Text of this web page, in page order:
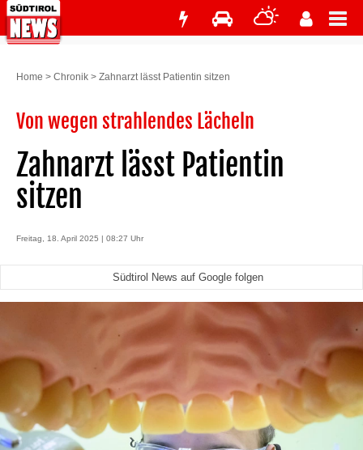
Home > Chronik > Zahnarzt lässt Patientin sitzen
Von wegen strahlendes Lächeln
Zahnarzt lässt Patientin
sitzen
Freitag, 18. April 2025 | 08:27 Uhr
Südtirol News auf Google folgen